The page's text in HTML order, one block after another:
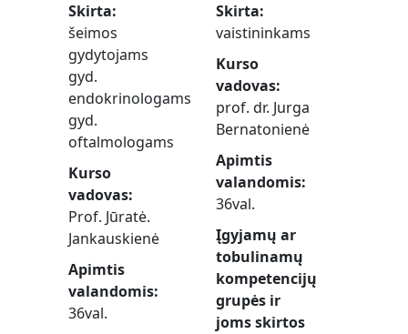
Skirta
šeimos
gydytojams
gyd.
endokrinologams
gyd.
oftalmologams
Kurso
vadovas
Prof. Jūratė.
Jankauskienė
Apimtis
valandomis
36val.
Skirta
vaistininkams
Kurso
vadovas
prof. dr. Jurga
Bernatonienė
Apimtis
valandomis
36val.
Įgyjamų ar
tobulinamų
kompetencijų
grupės ir
joms skirtos